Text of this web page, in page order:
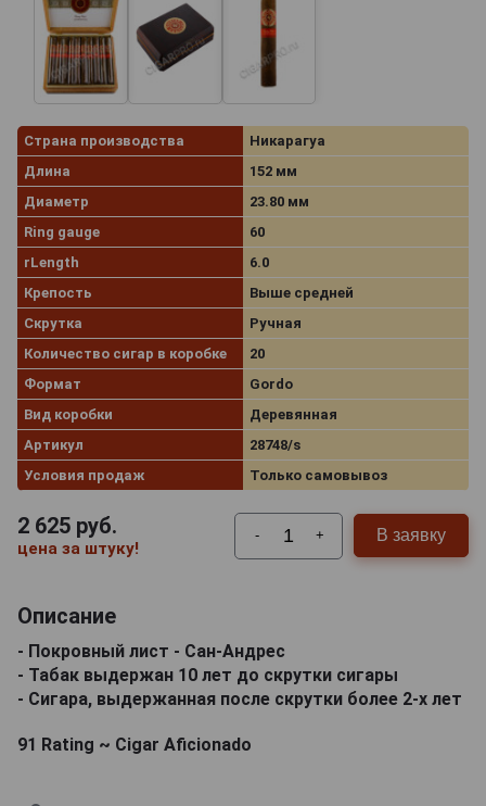
Страна производства
Никарагуа
Длина
152 мм
Диаметр
23.80 мм
Ring gauge
60
rLength
6.0
Крепость
Выше средней
Скрутка
Ручная
Количество сигар в коробке
20
Формат
Gordo
Вид коробки
Деревянная
Артикул
28748/s
Условия продаж
Только самовывоз
2 625 руб.
цена за штуку!
- + В заявку
Описание
- Покровный лист - Сан-Андрес
- Табак выдержан 10 лет до скрутки сигары
- Сигара, выдержанная после скрутки более 2-х лет
91 Rating ~ Cigar Aficionado